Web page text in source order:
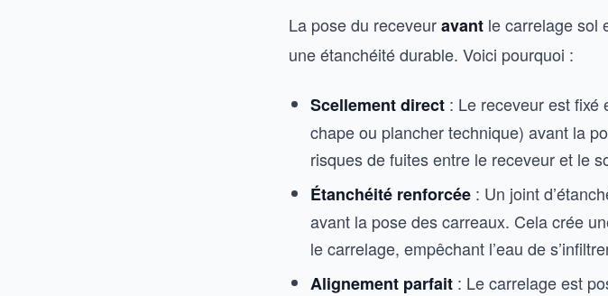
La pose du receveuravant le carrelage sol
une étanchéité durable. Voici pourquoi :
Scellement direct : Le receveur est fixé
chape ou plancher technique) avant la
risques de fuites entre le receveur et le
Étanchéité renforcée : Un joint
avant la pose des carreaux. Cela crée
le carrelage, empêchant l’eau de
Alignement parfait : Le carrelage est